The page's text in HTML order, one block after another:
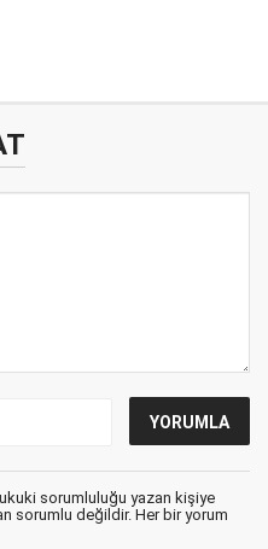
sorumluluğu yazan kişiye
sorumlu değildir. Her bir yorum